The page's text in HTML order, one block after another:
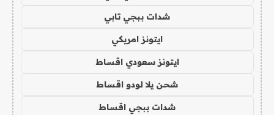
شدات ببجي تابي
ايتونز امريكي
ايتونز سعودي اقساط
شحن يلا لودو اقساط
شدات ببجي اقساط